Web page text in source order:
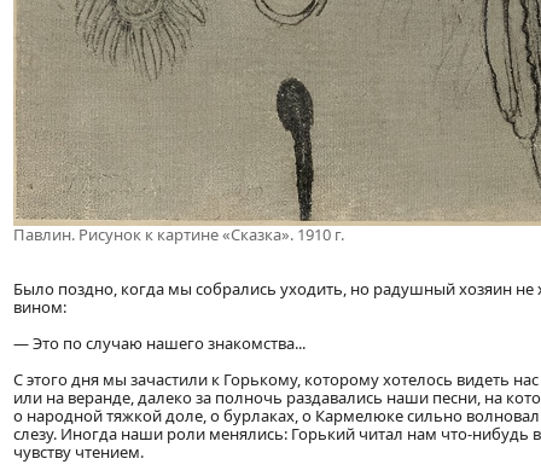
Павлин. Рисунок к картине «Сказка». 1910 г.
Было поздно, когда мы собрались уходить, но радушный хозяин не
вином:
— Это по случаю нашего знакомства...
С этого дня мы зачастили к Горькому, которому хотелось видеть
или на веранде, далеко за полночь раздавались наши песни, на
о народной тяжкой доле, о бурлаках, о Кармелюке сильно
слезу. Иногда наши роли менялись: Горький читал нам что-
чувству чтением.